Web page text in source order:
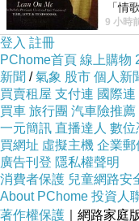
青梅1:糖1...
下次青梅1:糖0.7
「情
瘤「
9 小時
登入 註冊
PChome首頁 線上購物
新聞 /氣象 股市 個人新
買賣租屋 支付連 國際連
買車 旅行團 汽車險推薦
一元簡訊 直播達人 數位
買網址 虛擬主機 企業郵
廣告刊登 隱私權聲明
消費者保護 兒童網路安
About PChome 投資人
著作權保護 ｜網路家庭